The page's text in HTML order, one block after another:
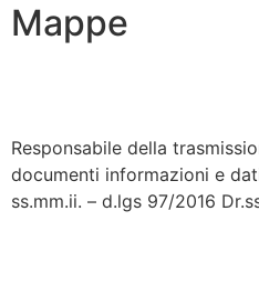
Mappe
Responsabile della
documenti informazioni e
ss.mm.ii. – d.lgs 97/2016